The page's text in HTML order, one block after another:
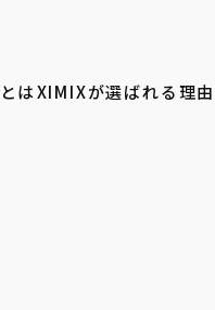
はXIMIXが選ばれる理由